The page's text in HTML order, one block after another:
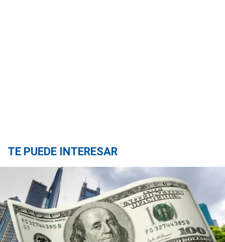
TE PUEDE INTERESAR